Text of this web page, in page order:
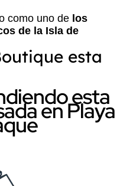
como uno de los
de la Isla de
esta
esta
en Playa